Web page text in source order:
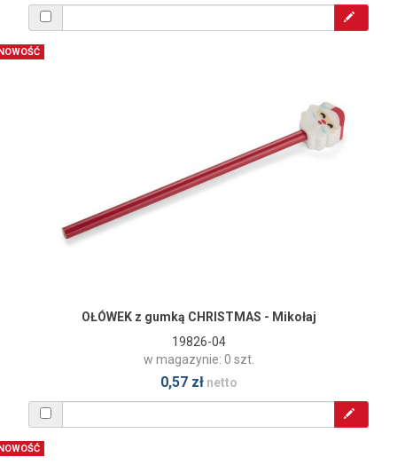
OŁÓWEK z gumką CHRISTMAS - Mikołaj
19826-04
w magazynie: 0 szt.
0,57 złnetto